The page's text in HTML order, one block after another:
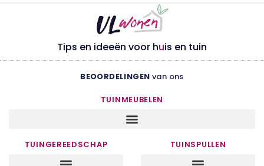
Tips en ideeën voor huis en tuin
BEOORDELINGEN van ons
TUINMEUBELEN
TUINGEREEDSCHAP TUINSPULLEN